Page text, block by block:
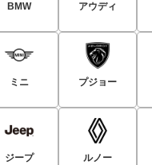
BMW アウディ
ミニ プジョー
ジープ ルノー